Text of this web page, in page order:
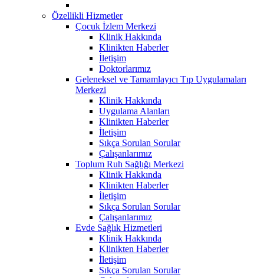
Özellikli Hizmetler
Çocuk İzlem Merkezi
Klinik Hakkında
Klinikten Haberler
İletişim
Doktorlarımız
Geleneksel ve Tamamlayıcı Tıp Uygulamaları
Merkezi
Klinik Hakkında
Uygulama Alanları
Klinikten Haberler
İletişim
Sıkça Sorulan Sorular
Çalışanlarımız
Toplum Ruh Sağlığı Merkezi
Klinik Hakkında
Klinikten Haberler
İletişim
Sıkça Sorulan Sorular
Çalışanlarımız
Evde Sağlık Hizmetleri
Klinik Hakkında
Klinikten Haberler
İletişim
Sıkça Sorulan Sorular